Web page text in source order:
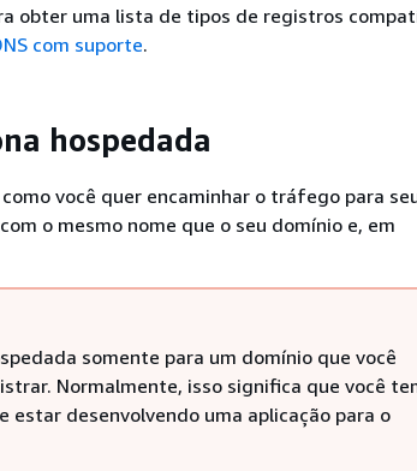
obter uma lista de tipos de registros
com suporte.
hospedada
você quer encaminhar o tráfego para
o mesmo nome que o seu domínio e, em
somente para um domínio que você
Normalmente, isso significa que você
estar desenvolvendo uma aplicação para o